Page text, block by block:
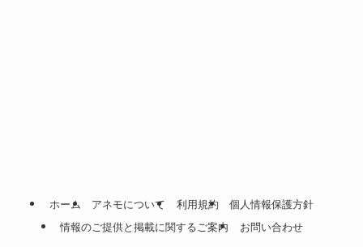
ホーム アネモについて 利用規約
個人情報保護方針
情報のご提供と掲載に関するご案内
お問い合わせ